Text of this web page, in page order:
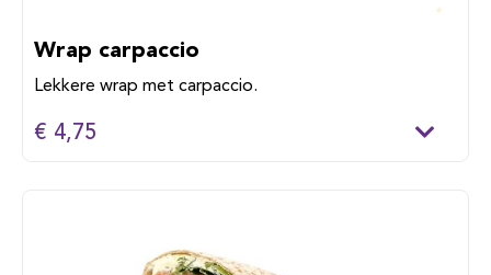
Wrap carpaccio
Lekkere wrap met carpaccio.
€ 4,75